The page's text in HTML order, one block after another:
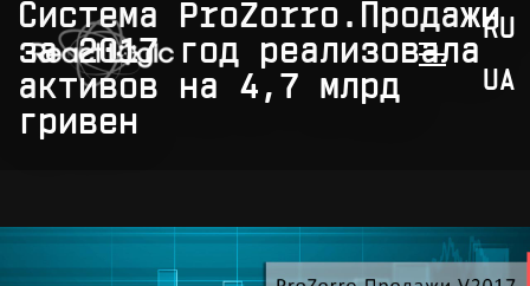
Skip to content
RU
UA
Система ProZorro.Продажи
за 2017 год реализовала
активов на 4,7 млрд
гривен